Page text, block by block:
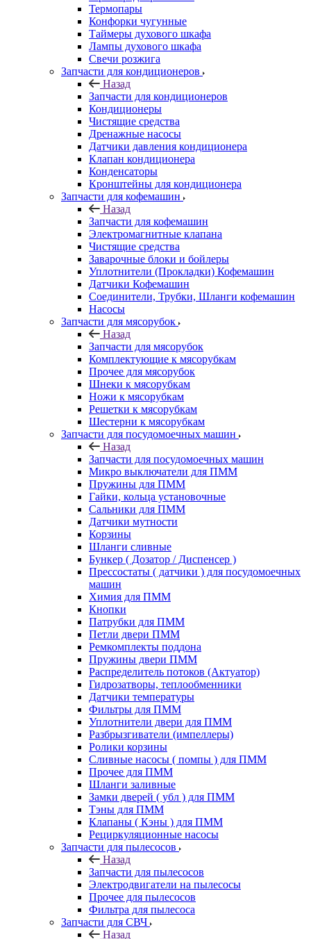
Термопары
Конфорки чугунные
Таймеры духового шкафа
Лампы духового шкафа
Свечи розжига
Запчасти для кондиционеров
Назад
Запчасти для кондиционеров
Кондиционеры
Чистящие средства
Дренажные насосы
Датчики давления кондиционера
Клапан кондиционера
Конденсаторы
Кронштейны для кондиционера
Запчасти для кофемашин
Назад
Запчасти для кофемашин
Электромагнитные клапана
Чистящие средства
Заварочные блоки и бойлеры
Уплотнители (Прокладки) Кофемашин
Датчики Кофемашин
Соединители, Трубки, Шланги кофемашин
Насосы
Запчасти для мясорубок
Назад
Запчасти для мясорубок
Комплектующие к мясорубкам
Прочее для мясорубок
Шнеки к мясорубкам
Ножи к мясорубкам
Решетки к мясорубкам
Шестерни к мясорубкам
Запчасти для посудомоечных машин
Назад
Запчасти для посудомоечных машин
Микро выключатели для ПММ
Пружины для ПММ
Гайки, кольца установочные
Сальники для ПММ
Датчики мутности
Корзины
Шланги сливные
Бункер ( Дозатор / Диспенсер )
Прессостаты ( датчики ) для посудомоечных
машин
Химия для ПММ
Кнопки
Патрубки для ПММ
Петли двери ПММ
Ремкомплекты поддона
Пружины двери ПММ
Распределитель потоков (Актуатор)
Гидрозатворы, теплообменники
Датчики температуры
Фильтры для ПММ
Уплотнители двери для ПММ
Разбрызгиватели (импеллеры)
Ролики корзины
Сливные насосы ( помпы ) для ПММ
Прочее для ПММ
Шланги заливные
Замки дверей ( убл ) для ПММ
Тэны для ПММ
Клапаны ( Кэны ) для ПММ
Рециркуляционные насосы
Запчасти для пылесосов
Назад
Запчасти для пылесосов
Электродвигатели на пылесосы
Прочее для пылесосов
Фильтра для пылесоса
Запчасти для СВЧ
Назад